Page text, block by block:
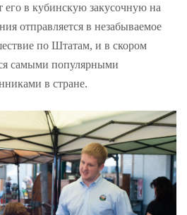
его в кубинскую закусочную на
отправляется в незабываемое
по Штатам, и в скором
самыми популярными
в стране.